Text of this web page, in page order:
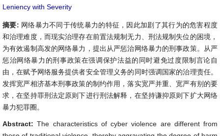
Leniency with Severity
摘要: 网络暴力不同于传统暴力的特征，因此加剧了其行为的危害程度
和治理难度，而现实治理存在前置法规制无力、刑法规制失位的困境，
为有效遏制高发的网络暴力，提出从严惩治网络暴力的刑事政策。从严
惩治网络暴力的刑事政策在强调保护法益的同时避免过度限制言论自
由，在赋予网络服务提供者安全管理义务的同时强调国家的治理责任。
发挥宽严相济基本刑事政策的制约作用，落实宽严并重、宽严有别的要
求，在坚持罪刑法定原则下进行刑法解释，在坚持谦抑原则下扩大网络
暴力犯罪圈。
Abstract:The characteristics of cyber violence are different from